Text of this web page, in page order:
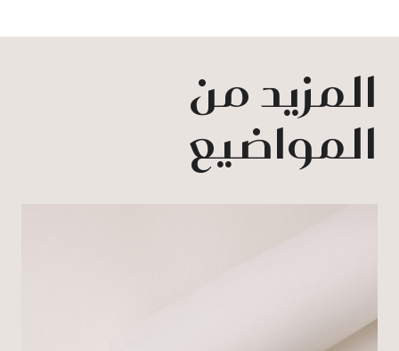
المزيد من
المواضيع